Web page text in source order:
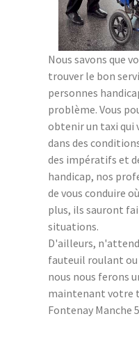
Nous savons que
trouver le bon
personnes
problème. Vous
obtenir un taxi qui
dans des
des impératifs et
handicap, nos
de vous conduire
plus, ils sauront
situations.
D'ailleurs,
fauteuil roulant ou
nous nous ferons
maintenant votre
Fontenay Manche